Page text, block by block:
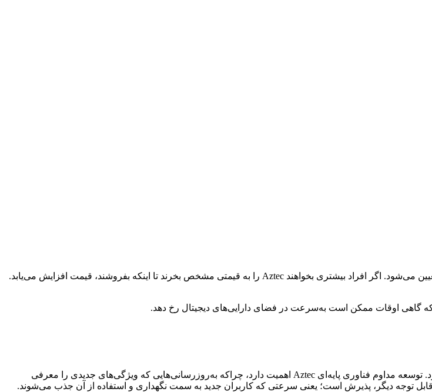
قیمت هر دارایی که در یک بازار باز معامله می‌شود، از جمله Aztec، بر اساس عرضه و تقاضا تعیین می‌شود. اگر افراد بیشتری بخواهند Aztec را به قیمتی مشخص بخرند تا اینکه بفروشند، قیمت افزایش می‌یابد.
که گاهی اوقات ممکن است به‌سرعت در فضای دارایی‌های دیجیتال رخ دهد.
عملکرد Aztec می‌تواند تحت تأثیر چندین عامل کلیدی مرتبط با فناوری و کامیونیتی آن قرار گیرد. توسعه مداوم فناوری پایه‌ای Aztec اهمیت دارد، چراکه به‌روزرسانی‌هایی که ویژگی‌های جدیدی را معرفی
توجه دیگر، پذیرش است؛ یعنی سرعتی که کاربران جدید به سمت نگهداری و استفاده از آن جذب می‌شوند.